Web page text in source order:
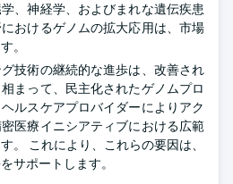
、神経学、およびまれな遺伝疾患
おけるゲノムの拡大応用は、市場
。
技術の継続的な進歩は、改善され
まって、民主化されたゲノムプロ
ルスケアプロバイダーによりアク
医療イニシアティブにおける広範
。 これにより、これらの要因は、
サポートします。